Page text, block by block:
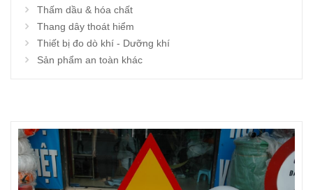
Thấm dầu & hóa chất
Thang dây thoát hiểm
Thiết bị đo dò khí - Dưỡng khí
Sản phẩm an toàn khác